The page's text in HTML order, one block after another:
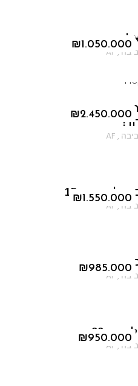
₪1.050.000
,
AF
₪2.450.000
דירת 5 חדרים בפרוייקט
,
AF
₪1.550.000
ערוגות 15
,
AF
₪985.000
,
AF
₪950.000
22
,
AF